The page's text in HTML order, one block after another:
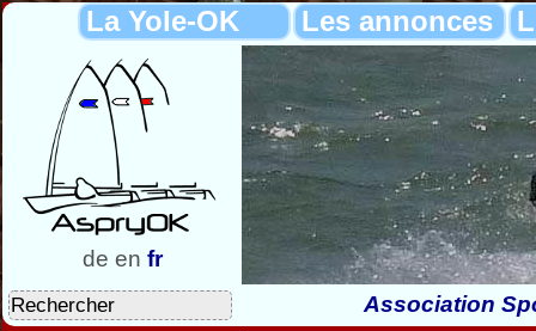
La Yole-OK Les annonces
de en fr
Association